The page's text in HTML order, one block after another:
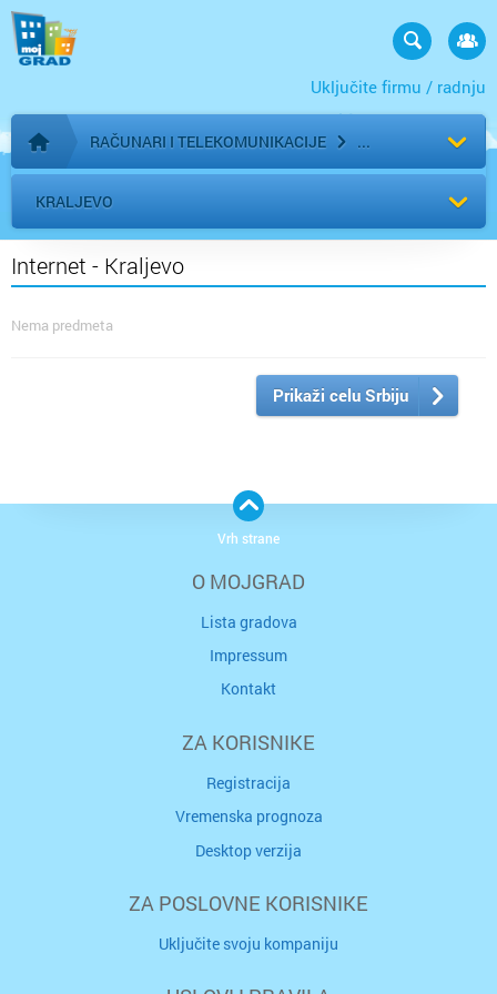
Uključite firmu / radnju
Početna stranica
RAČUNARI I TELEKOMUNIKACIJE
KRALJEVO
Internet - Kraljevo
Nema predmeta
Prikaži celu Srbiju
O MOJGRAD
Lista gradova
Impressum
Kontakt
ZA KORISNIKE
Registracija
Vremenska prognoza
Desktop verzija
ZA POSLOVNE KORISNIKE
Uključite svoju kompaniju
Vrh strane